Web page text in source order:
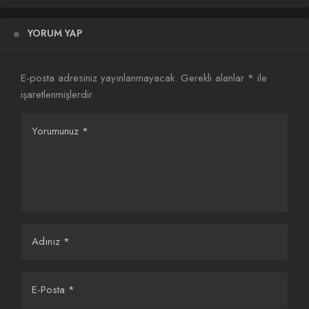
deneyimlere odaklanan bireysel bölümler ya da benzeri
Dead dizisi için de yeni spinoff’un yapımcılarından Scott M.
Gimple ile görüşmeler gerçekleştiriyor.
YORUM YAP
E-posta adresiniz yayınlanmayacak. Gerekli alanlar * ile
işaretlenmişlerdir
Yorumunuz *
Adınız *
E-Posta *